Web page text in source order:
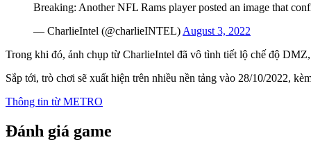
Breaking: Another NFL Rams player posted an image that
— CharlieIntel (@charlieINTEL) August 3, 2022
Trong khi đó, ảnh chụp từ CharlieIntel đã vô tình tiết lộ chế độ
Sắp tới, trò chơi sẽ xuất hiện trên nhiều nền tảng vào 28/10/2022,
Thông tin từ METRO
Đánh giá game